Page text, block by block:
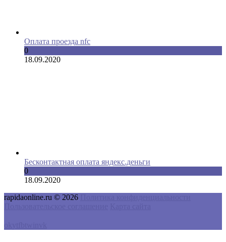
Оплата проезда nfc
0
18.09.2020
Бесконтактная оплата яндекс.деньги
0
18.09.2020
rapidaonline.ru © 2026